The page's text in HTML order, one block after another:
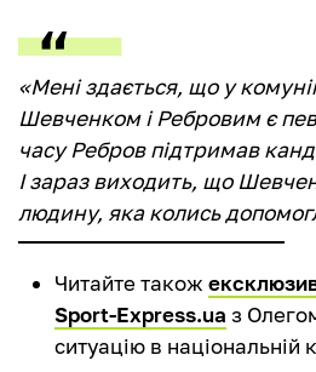
«Мені здається, що у
Шевченком і Ребровим є
часу Ребров підтримав
І зараз виходить, що
людину, яка колись
Читайте також
Sport-Express.ua з
ситуацію в національній